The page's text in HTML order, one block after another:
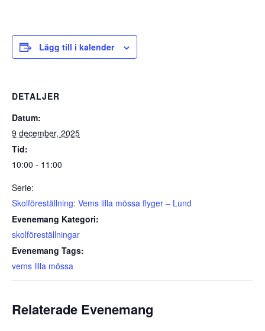
Lägg till i kalender
DETALJER
Datum:
9 december, 2025
Tid:
10:00 - 11:00
Serie:
Skolföreställning: Vems lilla mössa flyger – Lund
Evenemang Kategori:
skolföreställningar
Evenemang Tags:
vems lilla mössa
Relaterade Evenemang